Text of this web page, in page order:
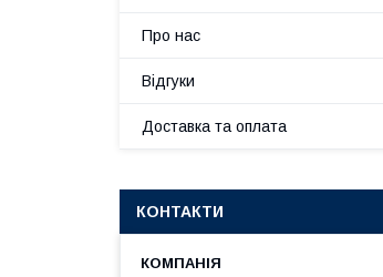
Про нас
Відгуки
Доставка та оплата
КОНТАКТИ